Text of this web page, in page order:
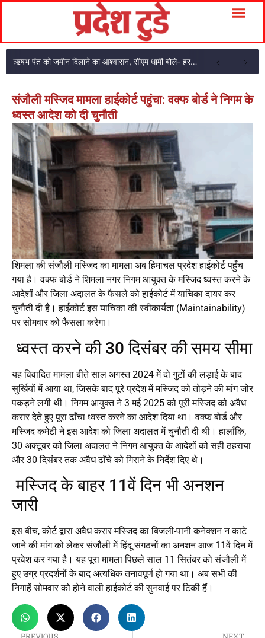
ऋषभ पंत को जमीन दिलाने का आश्वासन, सीएम धामी बोले- हरसंभव मदद करेंगे
संजौली मस्जिद मामला हाईकोर्ट पहुंचा: वक्फ बोर्ड ने निगम के
ध्वस्त आदेश को दी चुनौती
शिमला की संजौली मस्जिद का मामला अब हिमाचल प्रदेश हाईकोर्ट पहुँच
गया है। वक्फ बोर्ड ने शिमला नगर निगम आयुक्त के मस्जिद ध्वस्त करने के
आदेशों और जिला अदालत के फैसले को हाईकोर्ट में याचिका दायर कर
चुनौती दी है। हाईकोर्ट इस याचिका की स्वीकार्यता (Maintainability)
पर सोमवार को फैसला करेगा।
ध्वस्त करने की 30 दिसंबर की समय सीमा
यह विवादित मामला बीते साल अगस्त 2024 में दो गुटों की लड़ाई के बाद
सुर्खियों में आया था, जिसके बाद पूरे प्रदेश में मस्जिद को तोड़ने की मांग जोर
पकड़ने लगी थी। निगम आयुक्त ने 3 मई 2025 को पूरी मस्जिद को अवैध
करार देते हुए पूरा ढाँचा ध्वस्त करने का आदेश दिया था। वक्फ बोर्ड और
मस्जिद कमेटी ने इस आदेश को जिला अदालत में चुनौती दी थी। हालाँकि,
30 अक्टूबर को जिला अदालत ने निगम आयुक्त के आदेशों को सही ठहराया
और 30 दिसंबर तक अवैध ढाँचे को गिराने के निर्देश दिए थे।
मस्जिद के बाहर 11वें दिन भी अनशन
जारी
इस बीच, कोर्ट द्वारा अवैध करार मस्जिद का बिजली-पानी कनेक्शन न काटे
जाने की मांग को लेकर संजौली में हिंदू संगठनों का अनशन आज 11वें दिन में
प्रवेश कर गया है। यह पूरा मामला पिछले साल 11 सितंबर को संजौली में
हुए उग्र प्रदर्शनों के बाद अत्यधिक तनावपूर्ण हो गया था। अब सभी की
निगाहें सोमवार को होने वाली हाईकोर्ट की सुनवाई पर टिकी हैं।
PREVIOUS NEXT